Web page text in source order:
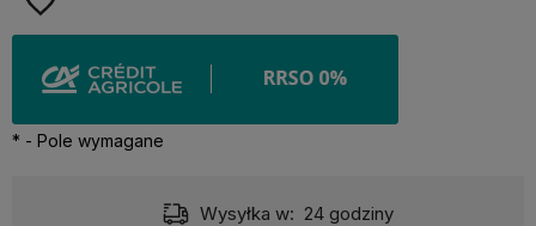
* - Pole wymagane
Dostawa: Darmowa